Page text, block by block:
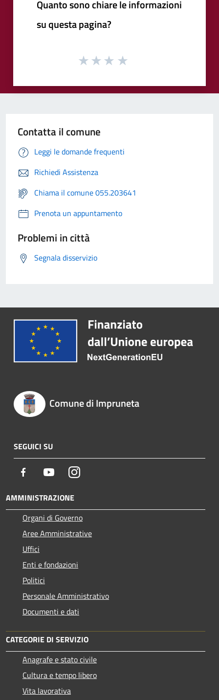
Quanto sono chiare le informazioni
su questa pagina?
Contatta il comune
Leggi le domande frequenti
Richiedi Assistenza
Chiama il comune 055.203641
Prenota un appuntamento
Problemi in città
Segnala disservizio
Comune di Impruneta
SEGUICI SU
Facebook YoutubeInstagram
AMMINISTRAZIONE
Organi di Governo
Aree Amministrative
Uffici
Enti e fondazioni
Politici
Personale Amministrativo
Documenti e dati
CATEGORIE DI SERVIZIO
Anagrafe e stato civile
Cultura e tempo libero
Vita lavorativa